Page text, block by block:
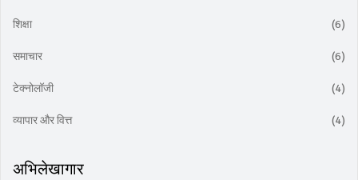
शिक्षा (6)
समाचार (6)
टेक्नोलॉजी (4)
व्यापार और वित्त (4)
अभिलेखागार